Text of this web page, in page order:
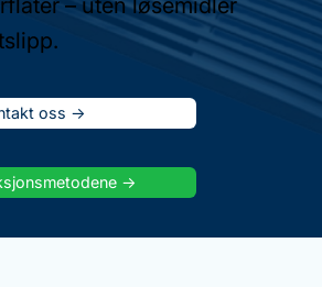
– uten løsemidler
oss ->
->